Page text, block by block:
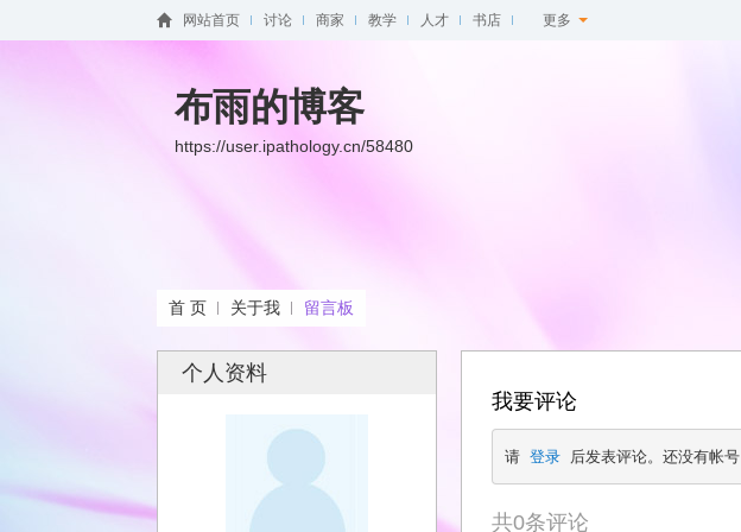
网站首页 讨论 商家 教学 人才 书店 更多
布雨的博客
https://user.ipathology.cn/58480
首 页 关于我 留言板
个人资料
我要评论
请 登录 后发表评论。还没有帐号
共0条评论